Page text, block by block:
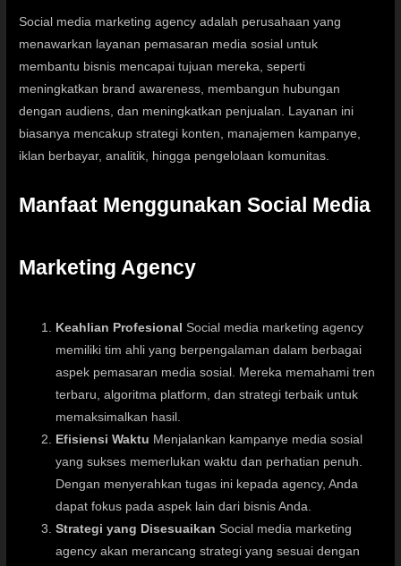
Social media marketing agency adalah perusahaan yang
menawarkan layanan pemasaran media sosial untuk
membantu bisnis mencapai tujuan mereka, seperti
meningkatkan brand awareness, membangun hubungan
dengan audiens, dan meningkatkan penjualan. Layanan ini
biasanya mencakup strategi konten, manajemen kampanye,
iklan berbayar, analitik, hingga pengelolaan komunitas.
Manfaat Menggunakan Social Media
Marketing Agency
Keahlian Profesional Social media marketing agency
memiliki tim ahli yang berpengalaman dalam berbagai
aspek pemasaran media sosial. Mereka memahami tren
terbaru, algoritma platform, dan strategi terbaik untuk
memaksimalkan hasil.
Efisiensi Waktu Menjalankan kampanye media sosial
yang sukses memerlukan waktu dan perhatian penuh.
Dengan menyerahkan tugas ini kepada agency, Anda
dapat fokus pada aspek lain dari bisnis Anda.
Strategi yang Disesuaikan Social media marketing
agency akan merancang strategi yang sesuai dengan